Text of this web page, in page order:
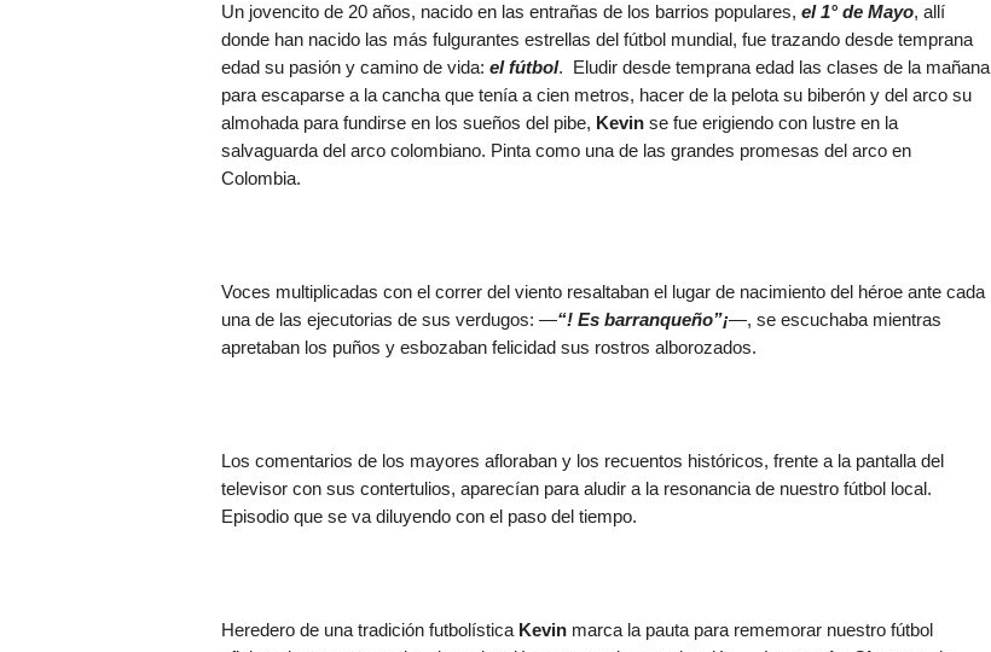
Un jovencito de 20 años, nacido en las entrañas de los barrios populares, el 1° de Mayo, allí
donde han nacido las más fulgurantes estrellas del fútbol mundial, fue trazando desde temprana
edad su pasión y camino de vida: el fútbol. Eludir desde temprana edad las clases de la mañana
para escaparse a la cancha que tenía a cien metros, hacer de la pelota su biberón y del arco su
almohada para fundirse en los sueños del pibe, Kevinse fue erigiendo con lustre en la
salvaguarda del arco colombiano. Pinta como una de las grandes promesas del arco en
Colombia.
Voces multiplicadas con el correr del viento resaltaban el lugar de nacimiento del héroe ante cada
una de las ejecutorias de sus verdugos: —“! Es barranqueño”¡—, se escuchaba mientras
apretaban los puños y esbozaban felicidad sus rostros alborozados.
Los comentarios de los mayores afloraban y los recuentos históricos, frente a la pantalla del
televisor con sus contertulios, aparecían para aludir a la resonancia de nuestro fútbol local.
Episodio que se va diluyendo con el paso del tiempo.
Heredero de una tradición futbolística Kevinmarca la pauta para rememorar nuestro fútbol